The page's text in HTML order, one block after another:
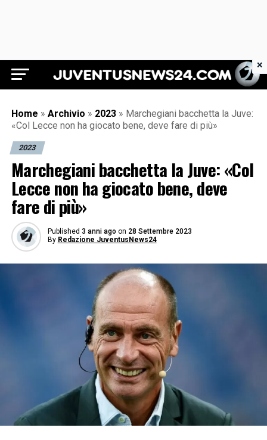
Juventus News 24
Home » Archivio » 2023 » Marchegiani bacchetta la Juve:
«Col Lecce non ha giocato bene, deve fare di più»
2023
Marchegiani bacchetta la Juve: «Col
Lecce non ha giocato bene, deve
fare di più»
Published 3 anni ago on 28 Settembre 2023
By Redazione JuventusNews24
×